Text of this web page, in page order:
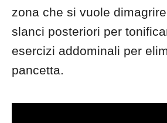
zona che si vuole
slanci posteriori per
esercizi addominali per
pancetta.